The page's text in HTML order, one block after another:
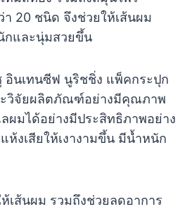
20 ชนิด จึงช่วยให้เส้นผม
กและนุ่มสวยขึ้น
อินเทนซีฟ นูริชชิ่ง แพ็คกระปุก
วิจัยผลิตภัณฑ์อย่างมีคุณภาพ
ผมได้อย่างมีประสิทธิภาพอย่าง
ห้งเสียให้เงางามขึ้น มีน้ำหนัก
เส้นผม รวมถึงช่วยลดอาการ